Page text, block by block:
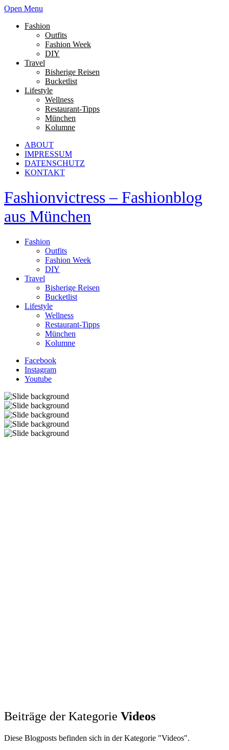
Open Menu
Fashion
Outfits
Fashion Week
DIY
Travel
Bisherige Reisen
Bucketlist
Lifestyle
Wellness
Restaurant-Tipps
München
Kolumne
ABOUT
IMPRESSUM
DATENSCHUTZ
KONTAKT
Fashionvictress – Fashionblog
aus München
Fashion
Outfits
Fashion Week
DIY
Travel
Bisherige Reisen
Bucketlist
Lifestyle
Wellness
Restaurant-Tipps
München
Kolumne
Facebook
Instagram
Youtube
Beiträge der Kategorie Videos
Diese Blogposts befinden sich in der Kategorie "Videos".